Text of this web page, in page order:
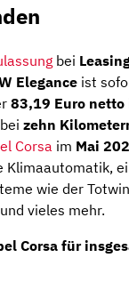
bei
Elegance ist
83,19 Euro netto
zehn
Corsa im Mai
Klimaautomatik,
wie der
vieles mehr.
Corsa für